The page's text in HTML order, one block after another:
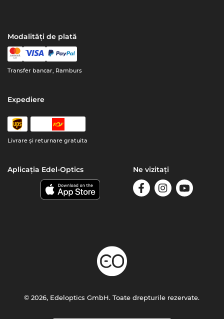
Modalități de plată
Transfer bancar, Ramburs
Expediere
Livrare şi returnare gratuita
Aplicația Edel-Optics Ne vizitați
© 2026, Edeloptics GmbH. Toate drepturile rezervate.